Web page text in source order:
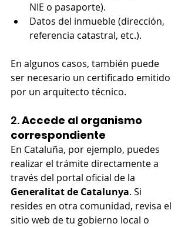
NIE o pasaporte).
Datos del inmueble (dirección,
referencia catastral, etc.).
En algunos casos, también puede
ser necesario un certificado emitido
por un arquitecto técnico.
2. Accede al organismo
correspondiente
En Cataluña, por ejemplo, puedes
realizar el trámite directamente a
través del portal oficial de la
Generalitat de Catalunya. Si
resides en otra comunidad, revisa el
sitio web de tu gobierno local o